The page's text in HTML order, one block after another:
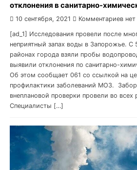
отклонения в санитарно-
10 сентября, 2021 Комментариев нет
[ad_1] Исследования провели после
неприятный запах воды в Запорожье. С
районах города взяли пробы
выявили отклонения по санитарно-
Об этом сообщает 061 со ссылкой на
профилактики заболеваний МОЗ.
внеплановой проверки провели во всех
Специалисты […]